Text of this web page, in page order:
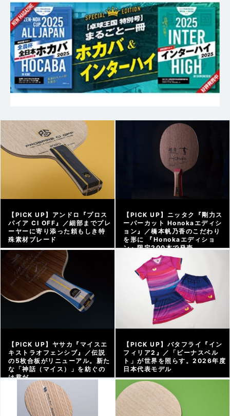
【PICK UP】アンドロ『プロス
パイア CI OFF』／細部までプレ
ーヤーに寄り添った頼もしき特
殊素材ブレード
アーカイブ |
【PICK UP】ニッタク『剛力ス
ーパーカット Honokaエディシ
ョン』／橋本帆乃香のこだわり
を形に 『Honokaエディショ
ン』限定200本で発売
アーカイブ |
【PICK UP】ヤサカ『マイスエ
キストラオフェンシブ』／伝説
の5枚合板がリニューアル。新た
な「神話（マイス）」を紡ぐの
は君だ
アーカイブ |
【PICK UP】バタフライ『イン
フィリア2』／「ビーナスベル
ト」が世界を照らす。2026年度
日本代表モデル